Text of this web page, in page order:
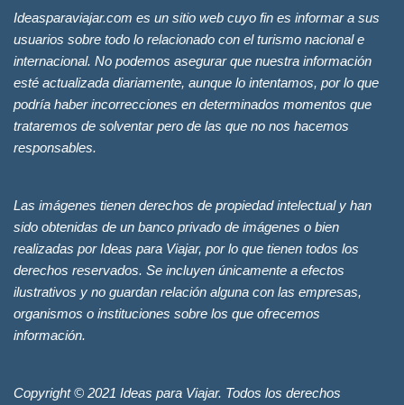
Ideasparaviajar.com es un sitio web cuyo fin es informar a sus
usuarios sobre todo lo relacionado con el turismo nacional e
internacional. No podemos asegurar que nuestra información
esté actualizada diariamente, aunque lo intentamos, por lo que
podría haber incorrecciones en determinados momentos que
trataremos de solventar pero de las que no nos hacemos
responsables.
Las imágenes tienen derechos de propiedad intelectual y han
sido obtenidas de un banco privado de imágenes o bien
realizadas por Ideas para Viajar, por lo que tienen todos los
derechos reservados. Se incluyen únicamente a efectos
ilustrativos y no guardan relación alguna con las empresas,
organismos o instituciones sobre los que ofrecemos
información.
Copyright © 2021 Ideas para Viajar. Todos los derechos